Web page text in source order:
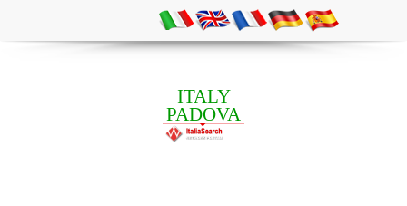
ITALY
PADOVA